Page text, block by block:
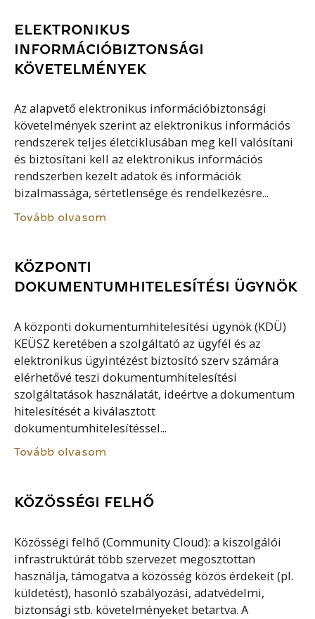
ELEKTRONIKUS
INFORMÁCIÓBIZTONSÁGI
KÖVETELMÉNYEK
Az alapvető elektronikus információbiztonsági
követelmények szerint az elektronikus információs
rendszerek teljes életciklusában meg kell valósítani
és biztosítani kell az elektronikus információs
rendszerben kezelt adatok és információk
bizalmassága, sértetlensége és rendelkezésre...
Tovább olvasom
KÖZPONTI
DOKUMENTUMHITELESÍTÉSI ÜGYNÖK
A központi dokumentumhitelesítési ügynök (KDÜ)
KEÜSZ keretében a szolgáltató az ügyfél és az
elektronikus ügyintézést biztosító szerv számára
elérhetővé teszi dokumentumhitelesítési
szolgáltatások használatát, ideértve a dokumentum
hitelesítését a kiválasztott
dokumentumhitelesítéssel...
Tovább olvasom
KÖZÖSSÉGI FELHŐ
Közösségi felhő (Community Cloud): a kiszolgálói
infrastruktúrát több szervezet megosztottan
használja, támogatva a közösség közös érdekeit (pl.
küldetést), hasonló szabályozási, adatvédelmi,
biztonsági stb. követelményeket betartva. A